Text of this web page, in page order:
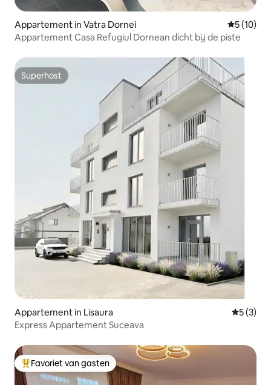
Appartement in Vatra Dornei
5 (10)
Appartement Casa Refugiul Dornean dicht bij de piste
Superhost
Superhost
Appartement in Lisaura
5 (3)
Express Appartement Suceava
Topfavoriet van gasten
Favoriet van gasten